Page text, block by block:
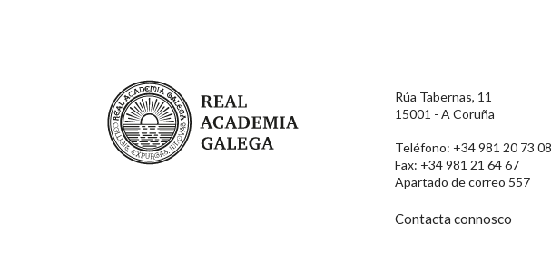
Comentario
Real Academia Galega
Rúa Tabernas, 11
15001 - A Coruña
Teléfono: +34 981 20 73 08
Fax: +34 981 21 64 67
Apartado de correo 557
Contacta connosco